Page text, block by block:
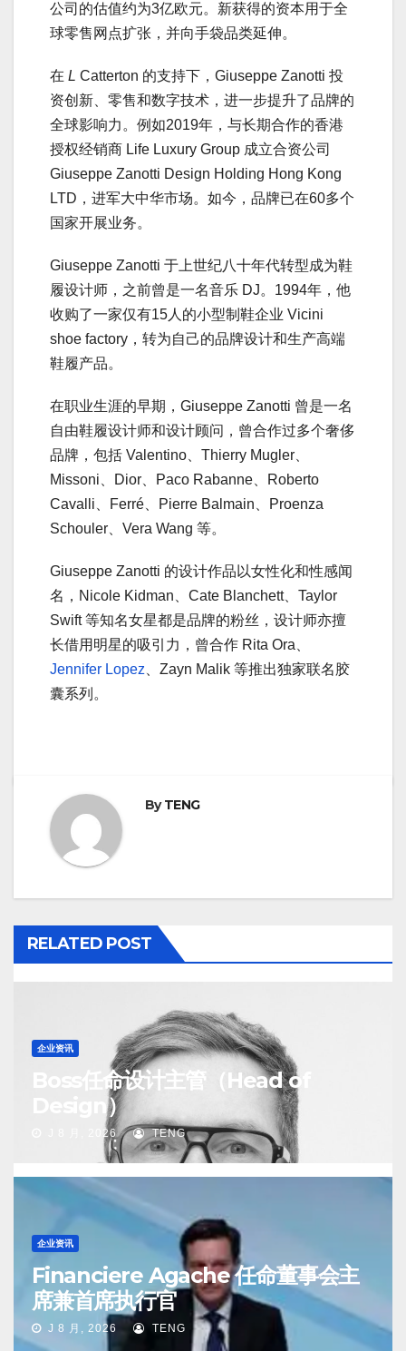
公司的估值约为3亿欧元。新获得的资本用于全
球零售网点扩张，并向手袋品类延伸。
在 L Catterton 的支持下，Giuseppe Zanotti 投
资创新、零售和数字技术，进一步提升了品牌的
全球影响力。例如2019年，与长期合作的香港
授权经销商 Life Luxury Group 成立合资公司
Giuseppe Zanotti Design Holding Hong Kong
LTD，进军大中华市场。如今，品牌已在60多个
国家开展业务。
Giuseppe Zanotti 于上世纪八十年代转型成为鞋
履设计师，之前曾是一名音乐 DJ。1994年，他
收购了一家仅有15人的小型制鞋企业 Vicini
shoe factory，转为自己的品牌设计和生产高端
鞋履产品。
在职业生涯的早期，Giuseppe Zanotti 曾是一名
自由鞋履设计师和设计顾问，曾合作过多个奢侈
品牌，包括 Valentino、Thierry Mugler、
Missoni、Dior、Paco Rabanne、Roberto
Cavalli、Ferré、Pierre Balmain、Proenza
Schouler、Vera Wang 等。
Giuseppe Zanotti 的设计作品以女性化和性感闻
名，Nicole Kidman、Cate Blanchett、Taylor
Swift 等知名女星都是品牌的粉丝，设计师亦擅
长借用明星的吸引力，曾合作 Rita Ora、
Jennifer Lopez 、Zayn Malik 等推出独家联名胶
囊系列。
ByTENG
RELATED POST
企业资讯
Boss任命设计主管（Head of
Design）
J 8 月, 2026 TENG
企业资讯
Financiere Agache 任命董事会主
席兼首席执行官
J 8 月, 2026 TENG